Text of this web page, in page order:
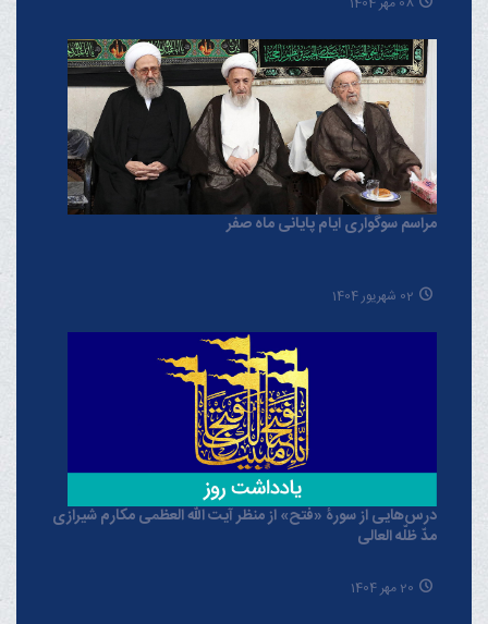
مراسم سوگواری ایام پایانی ماه صفر
02 شهریور 1404
درس‌هایی از سورۀ «فتح» از منظر آیت الله العظمی مکارم شیرازی
مدّ ظلّه العالی
20 مهر 1404